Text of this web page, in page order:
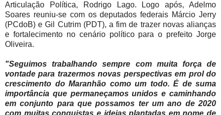
Articulação Política, Rodrigo Lago. Logo após, Adelmo
Soares reuniu-se com os deputados federais Márcio Jerry
(PCdoB) e Gil Cutrim (PDT), a fim de trazer novas alianças
e fortalecimento no cenário político para o prefeito Jorge
Oliveira.
"Seguimos trabalhando sempre com muita força de
vontade para trazermos novas perspectivas em prol do
crescimento do Maranhão como um todo. É de suma
importância que permaneçamos unidos e caminhando
em conjunto para que possamos ter um ano de 2020
com muitas conquistas e ideias plantadas em nome de